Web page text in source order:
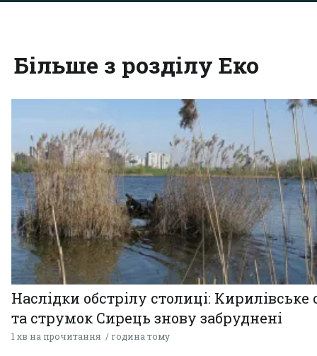
Більше з розділу Еко
Наслідки обстрілу столиці: Кирилівське
та струмок Сирець знову забруднені
1 хв на прочитання година тому